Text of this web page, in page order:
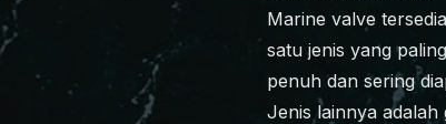
Marine valve
satu jenis yang
penuh dan sering
Jenis lainnya